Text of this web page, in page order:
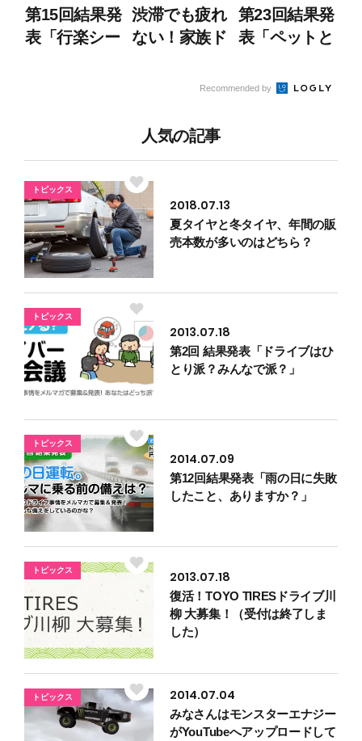
第15回結果発
表「行楽シー
渋滞でも疲れ
ない！家族ド
に過ごすコツ
第23回結果発
表「ペットと
作り! “ペッ
Recommended by
人気の記事
2018.07.13
夏タイヤと冬タイヤ、年間の販
売本数が多いのはどちら？
トピックス
2013.07.18
第2回 結果発表「ドライブはひ
とり派？みんなで派？」
トピックス
2014.07.09
第12回結果発表「雨の日に失敗
したこと、ありますか？」
トピックス
2013.07.18
復活！TOYO TIRESドライブ川
柳 大募集！（受付は終了しま
した）
トピックス
2014.07.04
みなさんはモンスターエナジー
がYouTubeへアップロードして
トピックス